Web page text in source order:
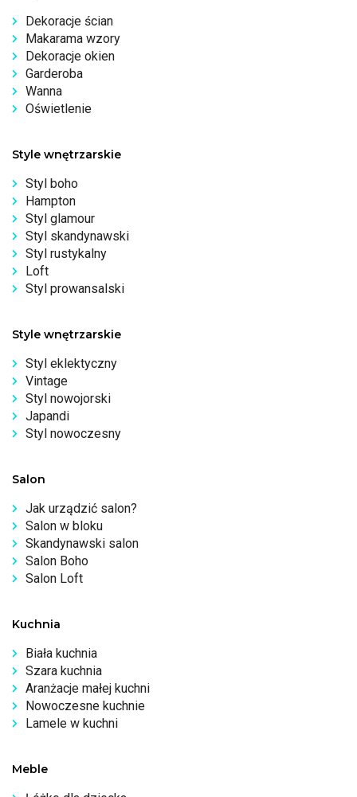
Dekoracje ścian
Makarama wzory
Dekoracje okien
Garderoba
Wanna
Oświetlenie
Style wnętrzarskie
Styl boho
Hampton
Styl glamour
Styl skandynawski
Styl rustykalny
Loft
Styl prowansalski
Style wnętrzarskie
Styl eklektyczny
Vintage
Styl nowojorski
Japandi
Styl nowoczesny
Salon
Jak urządzić salon?
Salon w bloku
Skandynawski salon
Salon Boho
Salon Loft
Kuchnia
Biała kuchnia
Szara kuchnia
Aranżacje małej kuchni
Nowoczesne kuchnie
Lamele w kuchni
Meble